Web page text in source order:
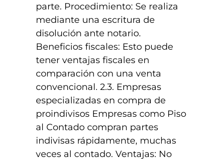
parte. Procedimiento: Se realiza
mediante una escritura de
disolución ante notario.
Beneficios fiscales: Esto puede
tener ventajas fiscales en
comparación con una venta
convencional. 2.3. Empresas
especializadas en compra de
proindivisos Empresas como Piso
al Contado compran partes
indivisas rápidamente, muchas
veces al contado. Ventajas: No